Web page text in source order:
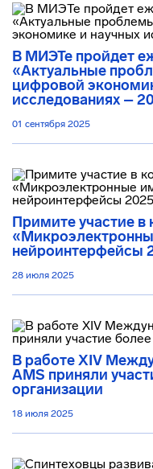
В МИЭТе пройдет
«Актуальные
цифровой
исследованиях –
01 сентября 2025
Примите участие в
нейроинтерфейсы
28 июля 2025
В работе XIV
AMS приняли
организации
18 июля 2025